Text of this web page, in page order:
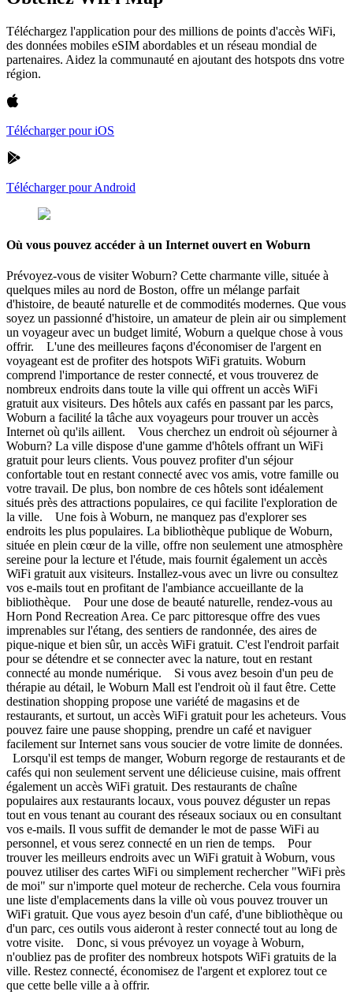
Téléchargez l'application pour des millions de points d'accès WiFi,
des données mobiles eSIM abordables et un réseau mondial de
partenaires. Aidez la communauté en ajoutant des hotspots dns votre
région.
Télécharger pour iOS
Télécharger pour Android
Où vous pouvez accéder à un Internet ouvert en Woburn
Prévoyez-vous de visiter Woburn? Cette charmante ville, située à
quelques miles au nord de Boston, offre un mélange parfait
d'histoire, de beauté naturelle et de commodités modernes. Que vous
soyez un passionné d'histoire, un amateur de plein air ou simplement
un voyageur avec un budget limité, Woburn a quelque chose à vous
offrir. L'une des meilleures façons d'économiser de l'argent en
voyageant est de profiter des hotspots WiFi gratuits. Woburn
comprend l'importance de rester connecté, et vous trouverez de
nombreux endroits dans toute la ville qui offrent un accès WiFi
gratuit aux visiteurs. Des hôtels aux cafés en passant par les parcs,
Woburn a facilité la tâche aux voyageurs pour trouver un accès
Internet où qu'ils aillent. Vous cherchez un endroit où séjourner à
Woburn? La ville dispose d'une gamme d'hôtels offrant un WiFi
gratuit pour leurs clients. Vous pouvez profiter d'un séjour
confortable tout en restant connecté avec vos amis, votre famille ou
votre travail. De plus, bon nombre de ces hôtels sont idéalement
situés près des attractions populaires, ce qui facilite l'exploration de
la ville. Une fois à Woburn, ne manquez pas d'explorer ses
endroits les plus populaires. La bibliothèque publique de Woburn,
située en plein cœur de la ville, offre non seulement une atmosphère
sereine pour la lecture et l'étude, mais fournit également un accès
WiFi gratuit aux visiteurs. Installez-vous avec un livre ou consultez
vos e-mails tout en profitant de l'ambiance accueillante de la
bibliothèque. Pour une dose de beauté naturelle, rendez-vous au
Horn Pond Recreation Area. Ce parc pittoresque offre des vues
imprenables sur l'étang, des sentiers de randonnée, des aires de
pique-nique et bien sûr, un accès WiFi gratuit. C'est l'endroit parfait
pour se détendre et se connecter avec la nature, tout en restant
connecté au monde numérique. Si vous avez besoin d'un peu de
thérapie au détail, le Woburn Mall est l'endroit où il faut être. Cette
destination shopping propose une variété de magasins et de
restaurants, et surtout, un accès WiFi gratuit pour les acheteurs. Vous
pouvez faire une pause shopping, prendre un café et naviguer
facilement sur Internet sans vous soucier de votre limite de données.
Lorsqu'il est temps de manger, Woburn regorge de restaurants et de
cafés qui non seulement servent une délicieuse cuisine, mais offrent
également un accès WiFi gratuit. Des restaurants de chaîne
populaires aux restaurants locaux, vous pouvez déguster un repas
tout en vous tenant au courant des réseaux sociaux ou en consultant
vos e-mails. Il vous suffit de demander le mot de passe WiFi au
personnel, et vous serez connecté en un rien de temps. Pour
trouver les meilleurs endroits avec un WiFi gratuit à Woburn, vous
pouvez utiliser des cartes WiFi ou simplement rechercher "WiFi près
de moi" sur n'importe quel moteur de recherche. Cela vous fournira
une liste d'emplacements dans la ville où vous pouvez trouver un
WiFi gratuit. Que vous ayez besoin d'un café, d'une bibliothèque ou
d'un parc, ces outils vous aideront à rester connecté tout au long de
votre visite. Donc, si vous prévoyez un voyage à Woburn,
n'oubliez pas de profiter des nombreux hotspots WiFi gratuits de la
ville. Restez connecté, économisez de l'argent et explorez tout ce
que cette belle ville a à offrir.